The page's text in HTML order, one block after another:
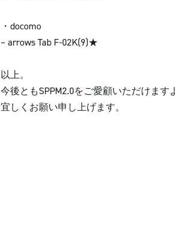
・docomo
– arrows Tab F-02K(9)★
以上。
今後ともSPPM2.0をご愛顧いただけます
宜しくお願い申し上げます。